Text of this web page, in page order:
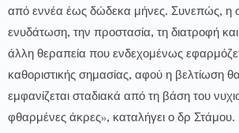
από εννέα έως δώδεκα μήνες. Συνεπώς, η
ενυδάτωση, την προστασία, τη διατροφή
άλλη θεραπεία που ενδεχομένως
καθοριστικής σημασίας, αφού η βελτίωση
εμφανίζεται σταδιακά από τη βάση του
φθαρμένες άκρες», καταλήγει ο δρ Στάμου.